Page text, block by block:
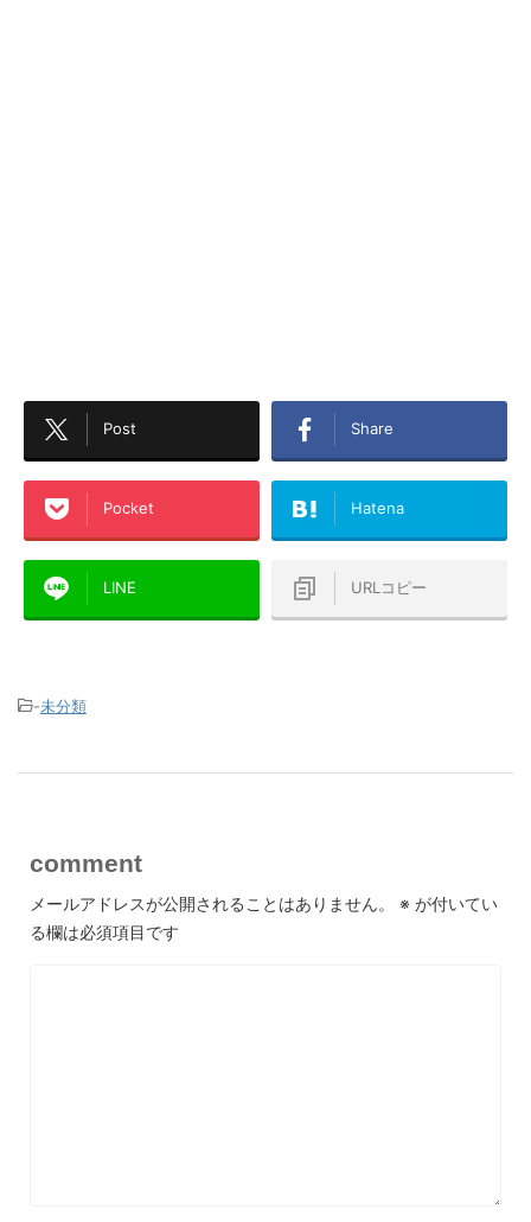
Post Share
Pocket Hatena
LINE URLコピー
-未分類
comment
メールアドレスが公開されることはありません。 ※ が付いてい
る欄は必須項目です